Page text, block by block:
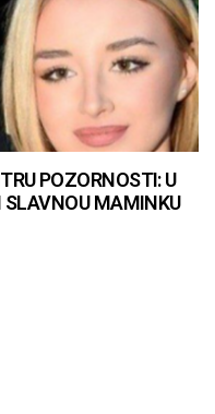
POZORNOSTI: U
MAMINKU